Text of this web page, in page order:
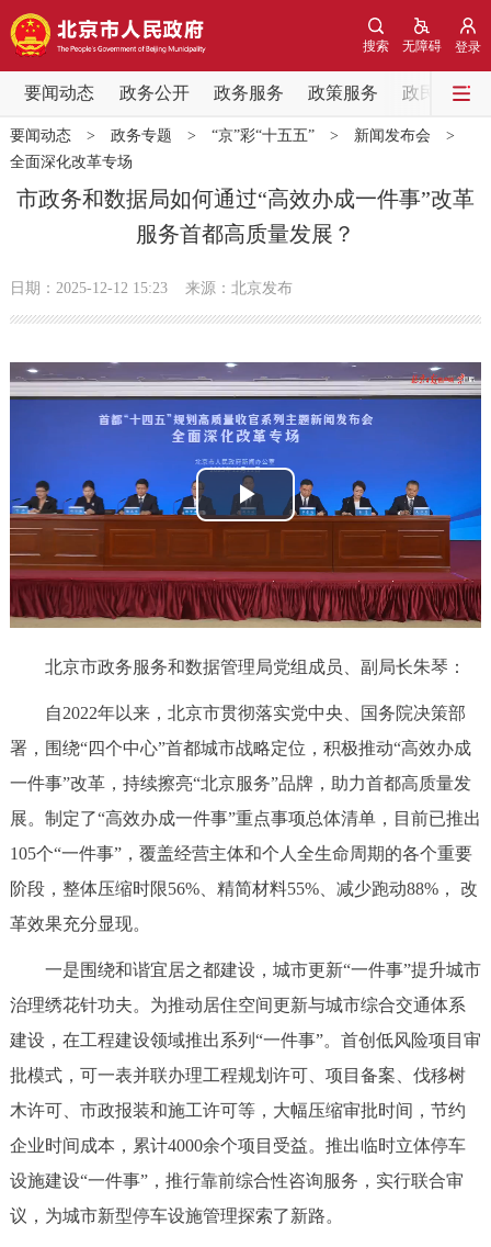
登录
无障碍
搜索
要闻动态 政务公开 政务服务 政策服务 政民互动
要闻动态
党中央精神 国务院信息 中央部委动态
北京要闻 会议信息 部门动态
市领导 机构职能 政策服务
决策公开 专题公开
政务服务
个人服务 法人服务 部门服务
中介服务 阳光政务
政民互动
走进北京
北京概况 十六区概览 人文北京
绿色北京 图说北京 视频北京
多语种
ENGLISH 한국어
要闻动态> 政务专题 > “京”彩“十五五”> 新闻发布会 >
全面深化改革专场
市政务和数据局如何通过“高效办成一件事”改革
服务首都高质量发展？
日期：2025-12-12 15:23 来源：北京发布
播
放
视
频
北京市政务服务和数据管理局党组成员、副局长朱琴：
自2022年以来，北京市贯彻落实党中央、国务院决策部
署，围绕“四个中心”首都城市战略定位，积极推动“高效办成
一件事”改革，持续擦亮“北京服务”品牌，助力首都高质量发
展。制定了“高效办成一件事”重点事项总体清单，目前已推出
105个“一件事”，覆盖经营主体和个人全生命周期的各个重要
阶段，整体压缩时限56%、精简材料55%、减少跑动88%， 改
革效果充分显现。
一是围绕和谐宜居之都建设，城市更新“一件事”提升城市
治理绣花针功夫。为推动居住空间更新与城市综合交通体系
建设，在工程建设领域推出系列“一件事”。首创低风险项目审
批模式，可一表并联办理工程规划许可、项目备案、伐移树
木许可、市政报装和施工许可等，大幅压缩审批时间，节约
企业时间成本，累计4000余个项目受益。推出临时立体停车
设施建设“一件事”，推行靠前综合性咨询服务，实行联合审
议，为城市新型停车设施管理探索了新路。